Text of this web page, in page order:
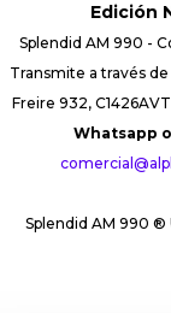
Edición
Splendid AM 990 -
Transmite a través
Freire 932,
Whatsapp
Splendid AM 990 ®